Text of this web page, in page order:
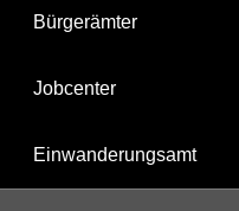
Bürgerämter
Jobcenter
Einwanderungsamt